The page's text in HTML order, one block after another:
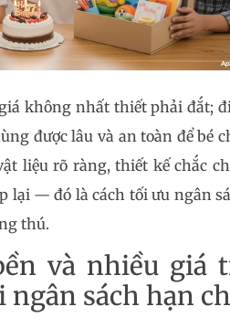
không nhất thiết phải đắt;
được lâu và an toàn để bé
liệu rõ ràng, thiết kế chắc
lại — đó là cách tối ưu ngân
thú.
và nhiều giá
sách hạn